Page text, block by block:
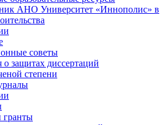
АНО Университет «Иннополис» в
советы
защитах диссертаций
степени
гранты